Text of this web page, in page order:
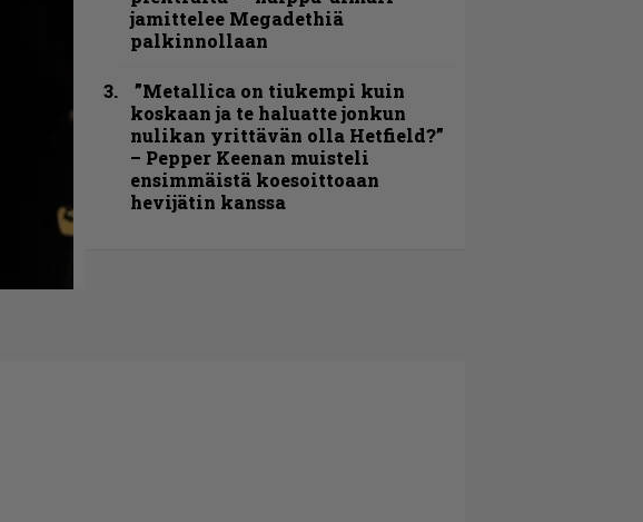
jamittelee Megadethiä
palkinnollaan
”Metallica on tiukempi kuin
koskaan ja te haluatte jonkun
nulikan yrittävän olla Hetfield?”
– Pepper Keenan muisteli
ensimmäistä koesoittoaan
hevijätin kanssa